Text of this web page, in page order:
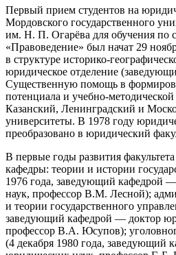
Первый прием студентов на
Мордовского государственного
им. Н. П. Огарёва для обучения по
«Правоведение» был начат 29
в структуре историко-
юридическое отделение
Существенную помощь в
потенциала и учебно-
Казанский, Ленинградский и
университеты. В 1978 году
преобразовано в юридический
В первые годы развития
кафедры: теории и истории
1976 года, заведующий кафедрой
наук, профессор В.М. Лесной);
и теории государственного
заведующий кафедрой — доктор
профессор В.А. Юсупов);
(4 декабря 1980 года, заведующий